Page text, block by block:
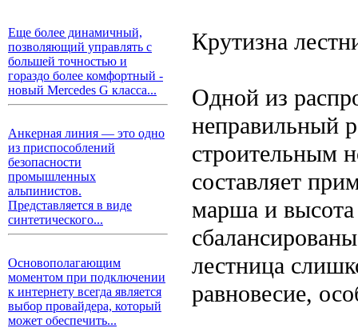
Еще более динамичный,
позволяющий управлять с
большей точностью и
гораздо более комфортный -
новый Mercedes G класса...
Анкерная линия — это одно
из приспособлений
безопасности
промышленных
альпинистов.
Представляется в виде
синтетического...
Основополагающим
моментом при подключении
к интернету всегда является
выбор провайдера, который
может обеспечить...
Крутизна
Одной из
неправильный
строительным
составляет
марша и
лестница
равновесие,